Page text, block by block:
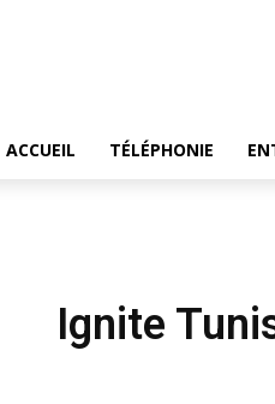
ACCUEIL TÉLÉPHONIE
Ignite